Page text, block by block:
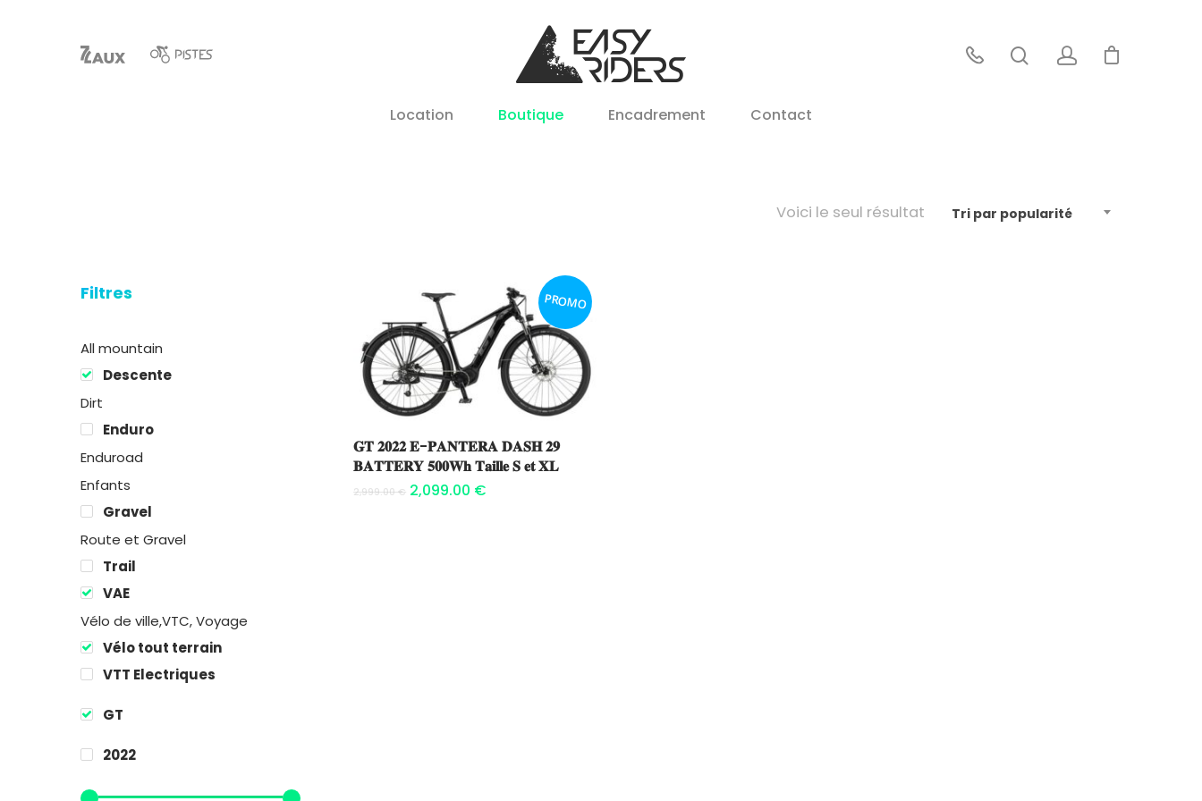
Location Boutique Encadrement Contact
Tri par popularité
Voici le seul résultat
Filtres
All mountain
Descente
Dirt
Enduro
Enduroad
Enfants
Gravel
Route et Gravel
Trail
VAE
Vélo de ville,VTC, Voyage
Vélo tout terrain
VTT Electriques
GT
2022
PROMO
Ajouter au panier
𝐆𝐓 𝟐𝟎𝟐𝟐 𝐄-𝐏𝐀𝐍𝐓𝐄𝐑𝐀 𝐃𝐀𝐒𝐇 𝟐𝟗
𝐁𝐀𝐓𝐓𝐄𝐑𝐘 𝟓𝟎𝟎𝐖𝐡 𝐓𝐚𝐢𝐥𝐥𝐞 𝐒 𝐞𝐭 𝐗𝐋
2,999.00€ 2,099.00 €